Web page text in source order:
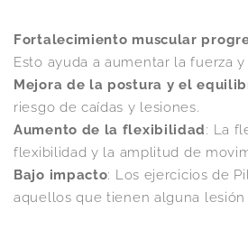
Fortalecimiento muscular
Esto ayuda a aumentar la fuerza
Mejora de la postura y el
riesgo de caídas y lesiones.
Aumento de la flexibilidad: La
flexibilidad y la amplitud de
Bajo impacto: Los ejercicios de
aquellos que tienen alguna